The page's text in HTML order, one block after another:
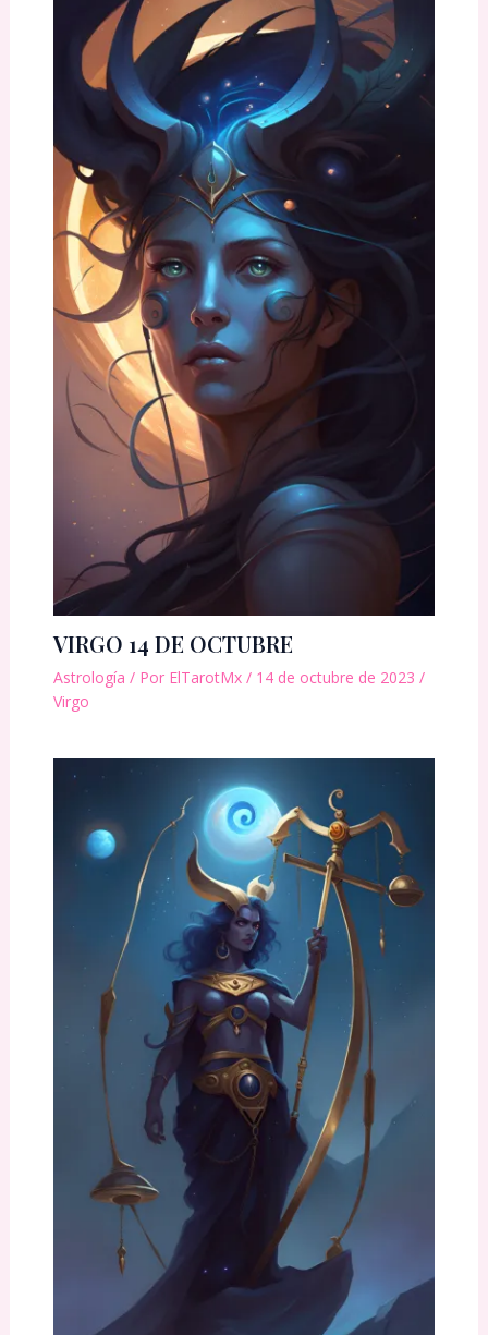
VIRGO 14 DE OCTUBRE
Astrología / Por ElTarotMx / 14 de octubre de 2023 /
Virgo